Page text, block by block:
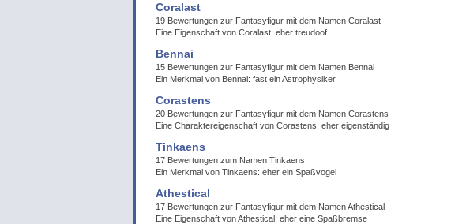
Coralast
19 Bewertungen zur Fantasyfigur mit dem Namen Coralast
Eine Eigenschaft von Coralast: eher treudoof
Bennai
15 Bewertungen zur Fantasyfigur mit dem Namen Bennai
Ein Merkmal von Bennai: fast ein Astrophysiker
Corastens
20 Bewertungen zur Fantasyfigur mit dem Namen Corastens
Eine Charaktereigenschaft von Corastens: eher eigenständig
Tinkaens
17 Bewertungen zum Namen Tinkaens
Ein Merkmal von Tinkaens: eher ein Spaßvogel
Athestical
17 Bewertungen zur Fantasyfigur mit dem Namen Athestical
Eine Eigenschaft von Athestical: eher eine Spaßbremse